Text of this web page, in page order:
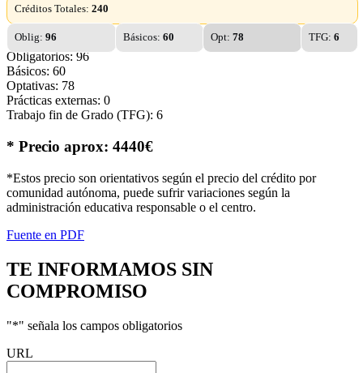
Créditos Totales: 240
Oblig: 96 Básicos: 60 Opt: 78 TFG: 6
Obligatorios: 96
Básicos: 60
Optativas: 78
Prácticas externas: 0
Trabajo fin de Grado (TFG): 6
* Precio aprox: 4440€
*Estos precio son orientativos según el precio del crédito por
comunidad autónoma, puede sufrir variaciones según la
administración educativa responsable o el centro.
Fuente en PDF
TE INFORMAMOS SIN
COMPROMISO
"*" señala los campos obligatorios
URL